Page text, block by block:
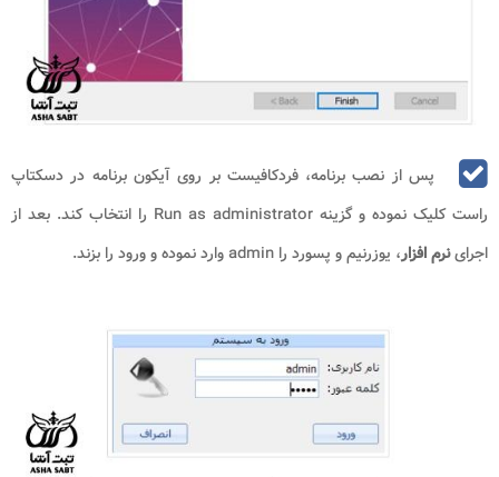
پس از نصب برنامه، فردکافیست بر روی آیکون برنامه در دسکتاپ
راست کلیک نموده و گزینه Run as administrator را انتخاب کند. بعد از
اجراینرم افزار، یوزرنیم و پسورد را admin وارد نموده و ورود را بزند.